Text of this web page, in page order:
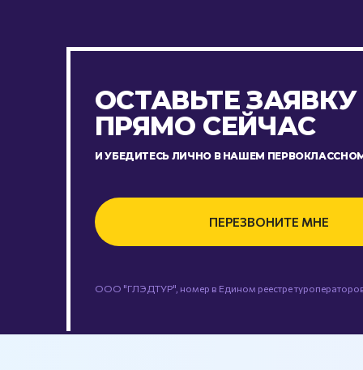
ОСТАВЬТЕ ЗАЯВКУ
ПРЯМО СЕЙЧАС
И УБЕДИТЕСЬ ЛИЧНО В НАШЕМ
ПЕРЕЗВОНИТЕ МНЕ
ООО "ГЛЭДТУР", номер в Едином реестре